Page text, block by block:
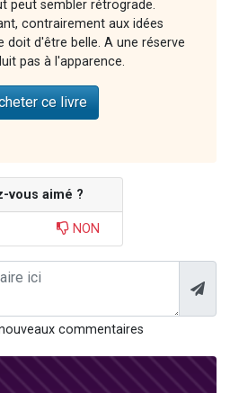
peut sembler rétrograde.
contrairement aux idées
doit d'être belle. A une réserve
pas à l'apparence.
ce livre
vous aimé ?
NON
commentaires